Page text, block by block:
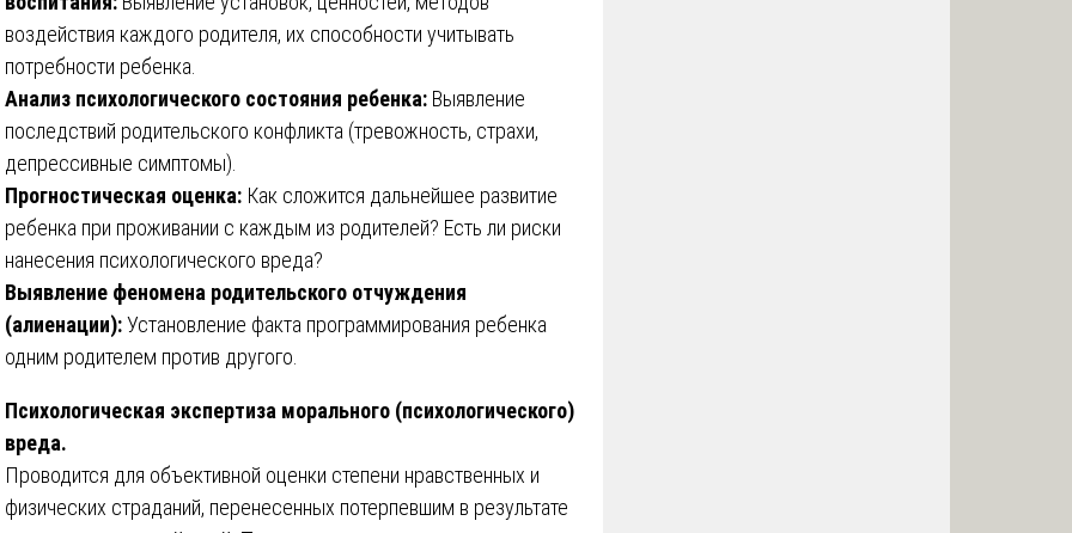
воздействия каждого родителя, их способности учитывать
потребности ребенка.
Анализ психологического состояния ребенка: Выявление
последствий родительского конфликта (тревожность, страхи,
депрессивные симптомы).
Прогностическая оценка: Как сложится дальнейшее развитие
ребенка при проживании с каждым из родителей? Есть ли риски
нанесения психологического вреда?
Выявление феномена родительского отчуждения
(алиенации):Установление факта программирования ребенка
одним родителем против другого.
Психологическая экспертиза морального (психологического)
вреда.
Проводится для объективной оценки степени нравственных и
физических страданий, перенесенных потерпевшим в результате